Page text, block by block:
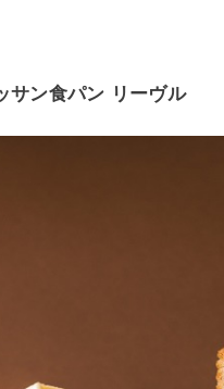
サン食パン リーヴル